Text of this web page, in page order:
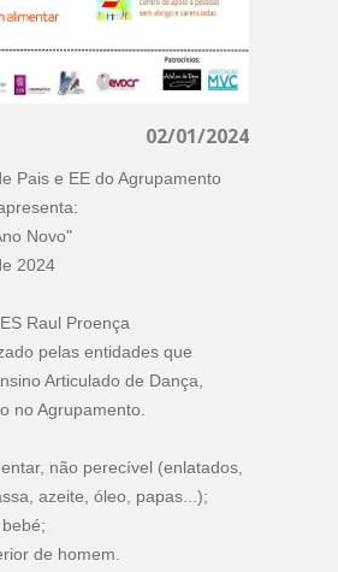
02/01/2024
Pais e EE do Agrupamento
Novo"
2024
Raul Proença
pelas entidades que
Articulado de Dança,
no Agrupamento.
não perecível (enlatados,
azeite, óleo, papas...);
de homem.